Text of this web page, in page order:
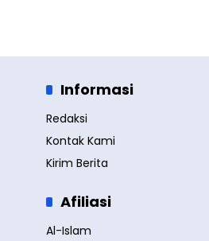
Informasi
Redaksi
Kontak Kami
Kirim Berita
Afiliasi
Al-Islam